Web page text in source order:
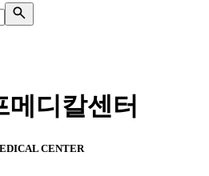
메디칼센터
CENTER